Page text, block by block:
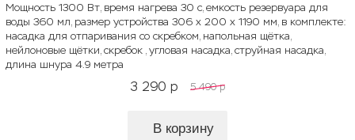
Мощность 1300 Вт, время нагрева 30 с, емкость резервуара для
воды 360 мл, размер устройства 306 х 200 х 1190 мм, в комплекте:
насадка для отпаривания со скребком, напольная щётка,
нейлоновые щётки, скребок , угловая насадка, струйная насадка,
длина шнура 4.9 метра
3 290 p 5 490 p
В корзину